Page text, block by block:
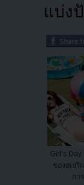
แบ่ง
Girl’s
ของฮเยริ
กา